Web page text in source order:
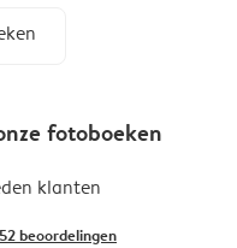
fotoboeken
klanten
beoordelingen